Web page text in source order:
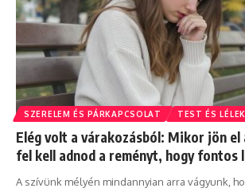
SZERELEM ÉS PÁRKAPCSOLAT TEST ÉS LÉLEK
Elég volt a várakozásból: Mikor jön
fel kell adnod a reményt, hogy fontos
A szívünk mélyén mindannyian arra vágyunk,